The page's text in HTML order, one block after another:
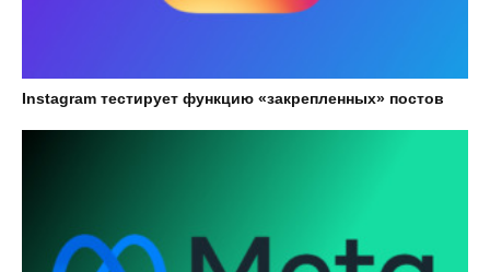
Instagram тестирует функцию «закрепленных» постов